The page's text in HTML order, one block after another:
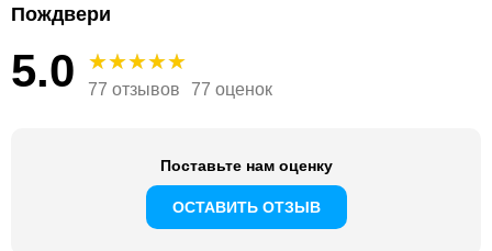
Пождвери
5.0 77 отзывов 77 оценок
Поставьте нам оценку
ОСТАВИТЬ ОТЗЫВ